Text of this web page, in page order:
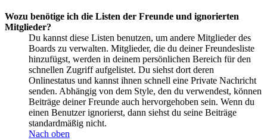
Wozu benötige ich die Listen der Freunde und ignorierten
Mitglieder?
Du kannst diese Listen benutzen, um andere Mitglieder des
Boards zu verwalten. Mitglieder, die du deiner Freundesliste
hinzufügst, werden in deinem persönlichen Bereich für den
schnellen Zugriff aufgelistet. Du siehst dort deren
Onlinestatus und kannst ihnen schnell eine Private Nachricht
senden. Abhängig von dem Style, den du verwendest, können
Beiträge deiner Freunde auch hervorgehoben sein. Wenn du
einen Benutzer ignorierst, dann siehst du seine Beiträge
standardmäßig nicht.
Nach oben